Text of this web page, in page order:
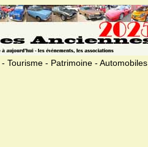
Tourisme - Patrimoine - Automobiles